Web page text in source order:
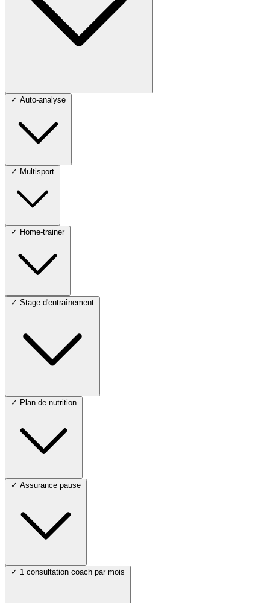
✓ Auto-analyse
✓ Multisport
✓ Home-trainer
✓ Stage d'entraînement
✓ Plan de nutrition
✓ Assurance pause
✓ 1 consultation coach par mois